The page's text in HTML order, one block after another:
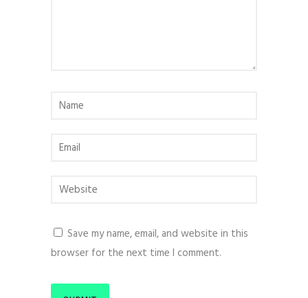
Save my name, email, and website in this
browser for the next time I comment.